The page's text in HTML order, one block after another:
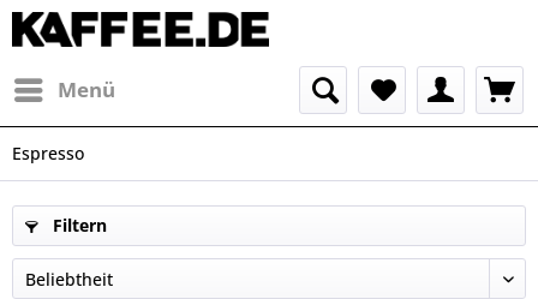
Menü
Espresso
Filtern